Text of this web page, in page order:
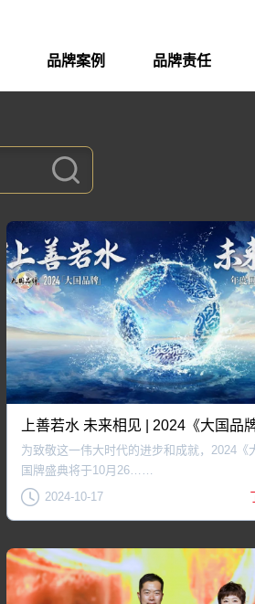
品牌案例 品牌责任
为致敬这一伟大时代的进步和成就，2024《
国牌盛典将于10月26……
2024-10-17